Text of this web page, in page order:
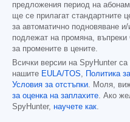
предложения период на
ще се прилагат стандартните
за автоматично подновяване
подлежат на промяна,
за промените в цените.
Всички версии на SpyHunter
нашите EULA/TOS, Политика
Условия за отстъпки. Моля,
за оценка на заплахите. Ако
SpyHunter, научете как.